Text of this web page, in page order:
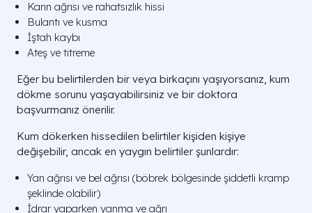
Karın ağrısı ve rahatsızlık hissi
Bulantı ve kusma
İştah kaybı
Ateş ve titreme
Eğer bu belirtilerden bir veya birkaçını yaşıyorsanız, kum
dökme sorunu yaşayabilirsiniz ve bir doktora
başvurmanız önerilir.
Kum dökerken hissedilen belirtiler kişiden kişiye
değişebilir, ancak en yaygın belirtiler şunlardır:
Yan ağrısı ve bel ağrısı (böbrek bölgesinde şiddetli kramp
şeklinde olabilir)
İdrar yaparken yanma ve ağrı